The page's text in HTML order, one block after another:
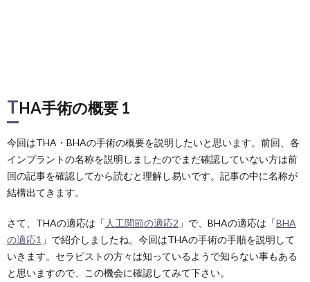
THA手術の概要 1
今回はTHA・BHAの手術の概要を説明したいと思います。前回、各
インプラントの名称を説明しましたのでまだ確認していない方は前
回の記事を確認してから読むと理解し易いです。記事の中に名称が
結構出てきます。
さて、THAの適応は「 人工関節の適応2 」で、BHAの適応は「BHA
の適応1 」で紹介しましたね。今回はTHAの手術の手順を説明して
いきます。セラピストの方々は知っているようで知らない事もある
と思いますので、この機会に確認してみて下さい。